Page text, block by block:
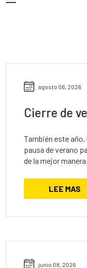
agosto 06, 2026
Cierre de
También este
pausa de verano
de la mejor
LEE MAS
junio 08, 2026